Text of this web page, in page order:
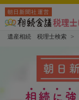
朝日新聞社運営
遺産相続 税理士検索